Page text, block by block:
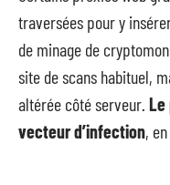
traversées pour y
de minage de
site de scans habituel,
altérée côté serveur. Le
vecteur d’infection,